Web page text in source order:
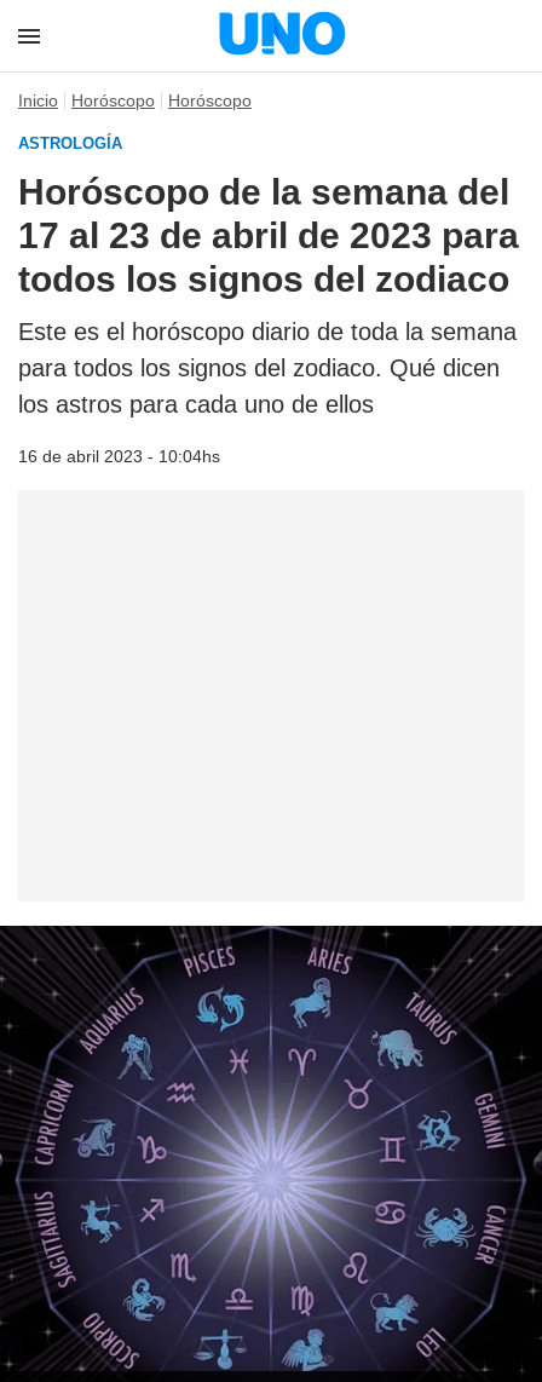
Inicio Horóscopo Horóscopo
ASTROLOGÍA
Horóscopo de la semana del
17 al 23 de abril de 2023 para
todos los signos del zodiaco
Este es el horóscopo diario de toda la semana
para todos los signos del zodiaco. Qué dicen
los astros para cada uno de ellos
16 de abril 2023 - 10:04hs